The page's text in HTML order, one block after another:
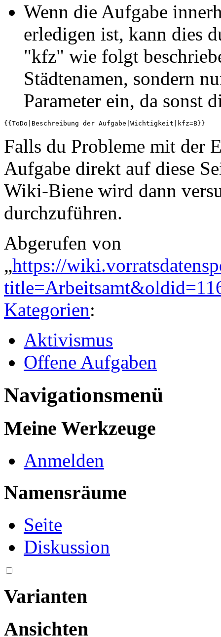
Wenn die Aufgabe
erledigen ist, kann dies
"kfz" wie folgt
Städtenamen, sondern
Parameter ein, da sonst
Falls du Probleme mit der
Aufgabe direkt auf diese
Wiki-Biene wird dann
durchzuführen.
Abgerufen von
„https://
Kategorien:
Aktivismus
Offene Aufgaben
Navigationsmenü
Meine Werkzeuge
Anmelden
Namensräume
Seite
Diskussion
Varianten
Ansichten